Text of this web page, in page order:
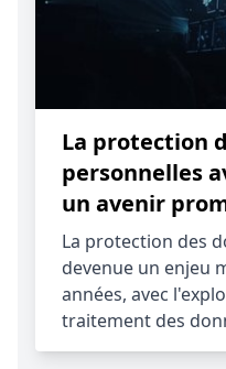
La protection
personnelles
un avenir
La protection des
devenue un enjeu
années, avec
traitement des